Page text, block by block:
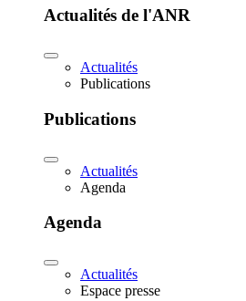
Actualités de l'ANR
Actualités
Publications
Publications
Actualités
Agenda
Agenda
Actualités
Espace presse